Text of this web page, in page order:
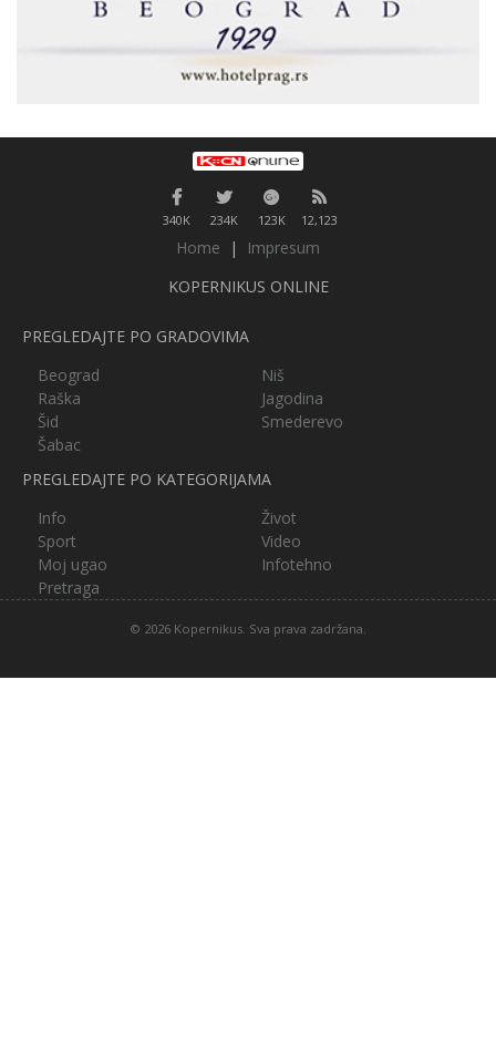
340K 234K 123K 12,123
Home |
Impresum
KOPERNIKUS ONLINE
PREGLEDAJTE PO GRADOVIMA
Beograd
Niš
Raška
Jagodina
Šid
Smederevo
Šabac
PREGLEDAJTE PO KATEGORIJAMA
Info
Život
Sport
Video
Moj ugao
Infotehno
Pretraga
© 2026 Kopernikus. Sva prava zadržana.